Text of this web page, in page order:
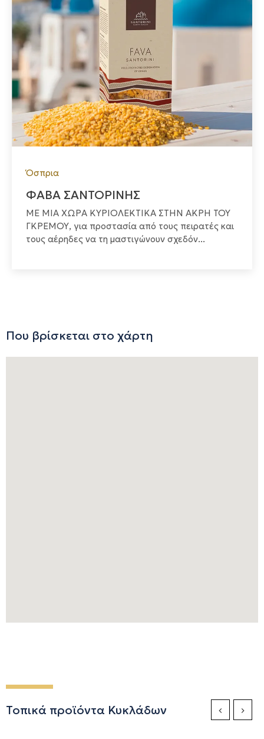
Όσπρια
ΦΑΒΑ ΣΑΝΤΟΡΙΝΗΣ
ΜΕ ΜΙΑ ΧΩΡΑ ΚΥΡΙΟΛΕΚΤΙΚΑ ΣΤΗΝ ΑΚΡΗ ΤΟΥ
ΓΚΡΕΜΟΥ, για προστασία από τους πειρατές και
τους αέρηδες να τη μαστιγώνουν σχεδόν...
Που βρίσκεται στο χάρτη
Τοπικά προϊόντα Κυκλάδων PreviousNext